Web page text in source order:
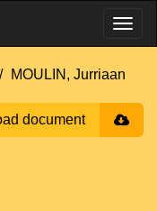
MOULIN, Jurriaan
document